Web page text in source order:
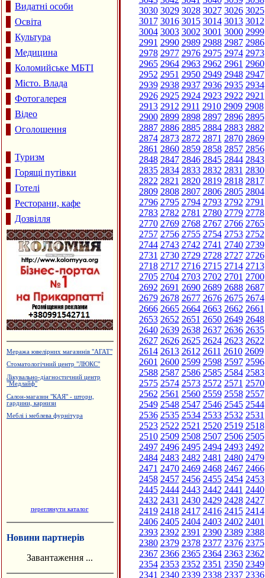
Видатні особи
Освіта
Культура
Медицина
Коломийське МБТІ
Місто. Влада
Фотогалерея
Відео
Оголошення
Туризм
Горящі путівки
Готелі
Ресторани, кафе
Дозвілля
Приватна садиба "Царина"
Виробництво жалюзі, ПКВП "Люкс-
Меблева фабрика "ТТТ"
Садиба зеленого туризму "Княжий
Град"
Вироби з нержавіючої сталі
переглянути каталог
Новини партнерів
Завантаження ...
3030 3029 3028 3027 3026 3025
3017 3016 3015 3014 3013 3012
3004 3003 3002 3001 3000 2999
2991 2990 2989 2988 2987 2986
2978 2977 2976 2975 2974 2973
2965 2964 2963 2962 2961 2960
2952 2951 2950 2949 2948 2947
2939 2938 2937 2936 2935 2934
2926 2925 2924 2923 2922 2921
2913 2912 2911 2910 2909 2908
2900 2899 2898 2897 2896 2895
2887 2886 2885 2884 2883 2882
2874 2873 2872 2871 2870 2869
2861 2860 2859 2858 2857 2856
2848 2847 2846 2845 2844 2843
2835 2834 2833 2832 2831 2830
2822 2821 2820 2819 2818 2817
2809 2808 2807 2806 2805 2804
2796 2795 2794 2793 2792 2791
2783 2782 2781 2780 2779 2778
2770 2769 2768 2767 2766 2765
2757 2756 2755 2754 2753 2752
2744 2743 2742 2741 2740 2739
2731 2730 2729 2728 2727 2726
2718 2717 2716 2715 2714 2713
2705 2704 2703 2702 2701 2700
2692 2691 2690 2689 2688 2687
2679 2678 2677 2676 2675 2674
2666 2665 2664 2663 2662 2661
2653 2652 2651 2650 2649 2648
2640 2639 2638 2637 2636 2635
2627 2626 2625 2624 2623 2622
2614 2613 2612 2611 2610 2609
2601 2600 2599 2598 2597 2596
2588 2587 2586 2585 2584 2583
2575 2574 2573 2572 2571 2570
2562 2561 2560 2559 2558 2557
2549 2548 2547 2546 2545 2544
2536 2535 2534 2533 2532 2531
2523 2522 2521 2520 2519 2518
2510 2509 2508 2507 2506 2505
2497 2496 2495 2494 2493 2492
2484 2483 2482 2481 2480 2479
2471 2470 2469 2468 2467 2466
2458 2457 2456 2455 2454 2453
2445 2444 2443 2442 2441 2440
2432 2431 2430 2429 2428 2427
2419 2418 2417 2416 2415 2414
2406 2405 2404 2403 2402 2401
2393 2392 2391 2390 2389 2388
2380 2379 2378 2377 2376 2375
2367 2366 2365 2364 2363 2362
2354 2353 2352 2351 2350 2349
2341 2340 2339 2338 2337 2336